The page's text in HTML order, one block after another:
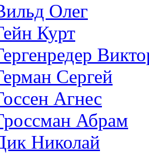
Олег
Курт
Сергей
Агнес
Абрам
Николай